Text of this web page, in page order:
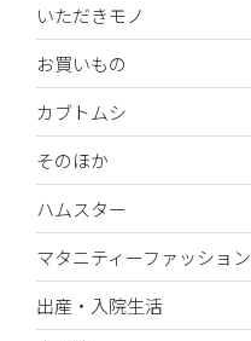
いただきモノ
お買いもの
カブトムシ
そのほか
ハムスター
マタニティーファッション
出産・入院生活